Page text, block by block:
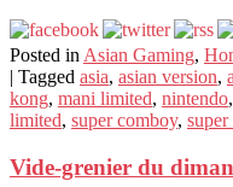
Posted in Asian Gaming,
| Tagged asia, asian version,
kong, mani limited, nintendo,
limited, super comboy,
Vide-grenier du